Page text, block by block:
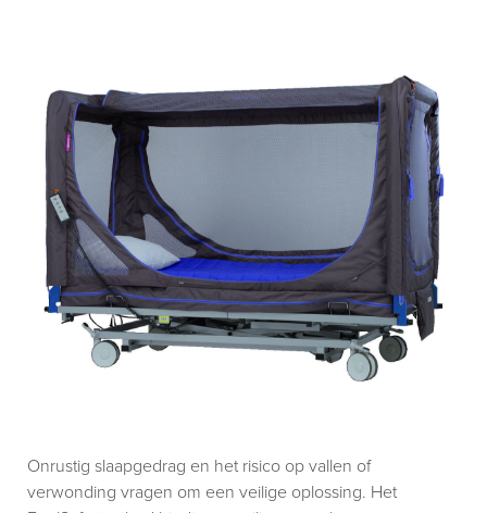
Onrustig slaapgedrag en het risico op vallen of
verwonding vragen om een veilige oplossing. Het